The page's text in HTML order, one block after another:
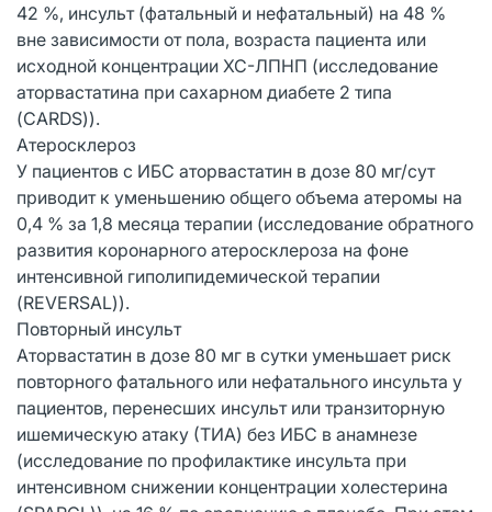
42 %, инсульт (фатальный и нефатальный) на 48 %
вне зависимости от пола, возраста пациента или
исходной концентрации ХС-ЛПНП (исследование
аторвастатина при сахарном диабете 2 типа
(CARDS)).
Атеросклероз
У пациентов с ИБС аторвастатин в дозе 80 мг/сут
приводит к уменьшению общего объема атеромы на
0,4 % за 1,8 месяца терапии (исследование обратного
развития коронарного атеросклероза на фоне
интенсивной гиполипидемической терапии
(REVERSAL)).
Повторный инсульт
Аторвастатин в дозе 80 мг в сутки уменьшает риск
повторного фатального или нефатального инсульта у
пациентов, перенесших инсульт или транзиторную
ишемическую атаку (ТИА) без ИБС в анамнезе
(исследование по профилактике инсульта при
интенсивном снижении концентрации холестерина